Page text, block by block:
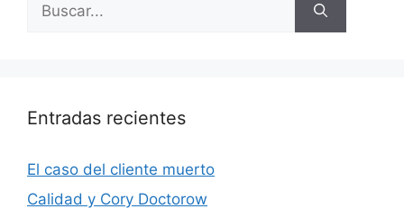
Entradas recientes
El caso del cliente muerto
Calidad y Cory Doctorow